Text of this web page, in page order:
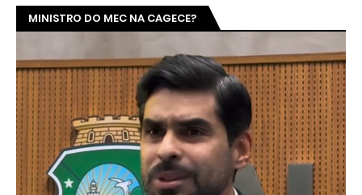
MINISTRO DO MEC NA CAGECE?